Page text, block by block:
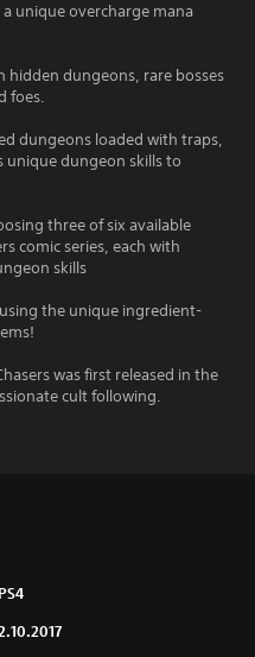
unique overcharge mana
hidden dungeons, rare bosses
foes.
dungeons loaded with traps,
unique dungeon skills to
three of six available
comic series, each with
skills
the unique ingredient-
was first released in the
cult following.
PS4